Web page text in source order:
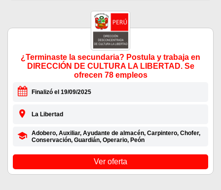
¿Terminaste la secundaria? Postula y trabaja en
DIRECCIÓN DE CULTURA LA LIBERTAD. Se
ofrecen 78 empleos
Finalizó el 19/09/2025
La Libertad
Adobero, Auxiliar, Ayudante de almacén, Carpintero, Chofer,
Conservación, Guardián, Operario, Peón
Ver oferta